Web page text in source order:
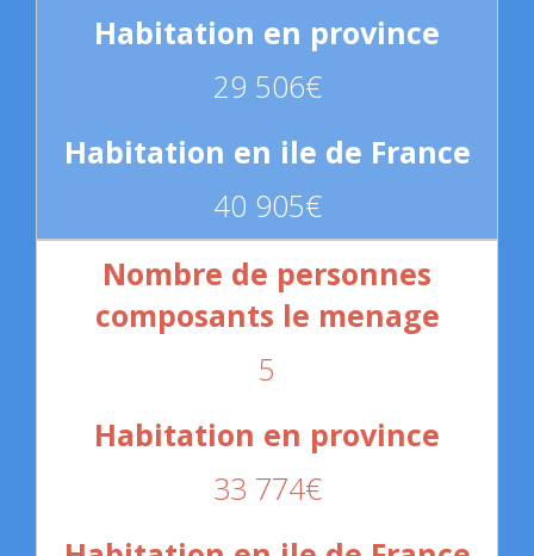
29 506€
40 905€
5
33 774€